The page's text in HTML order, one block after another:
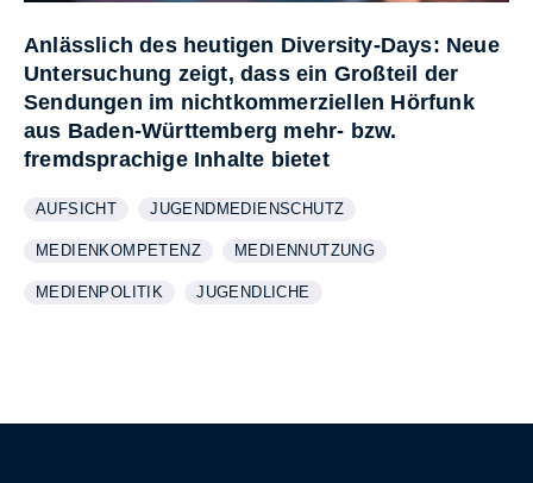
Anlässlich des heutigen Diversity-Days: Neue
Untersuchung zeigt, dass ein Großteil der
Sendungen im nichtkommerziellen Hörfunk
aus Baden-Württemberg mehr- bzw.
fremdsprachige Inhalte bietet
WEITERE INFORMATIONEN ZUM THEMA
AUFSICHT
ANZEIGEN WEITERE INFORMATIONEN ZUM THEMA
JUGENDMEDIENSCHUTZ
ANZEIGEN
WEITERE INFORMATIONEN ZUM THEMA
MEDIENKOMPETENZ
ANZEIGEN WEITERE INFORMATIONEN ZUM
MEDIENNUTZUNG
ANZEIGEN
WEITERE INFORMATIONEN ZUM THEMA
MEDIENPOLITIK
ANZEIGEN WEITERE INFORMATIONEN ZUM THEMA
JUGENDLICHE
ANZEIGEN